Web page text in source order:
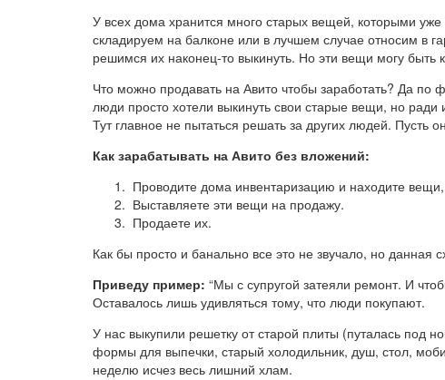
У всех дома хранится много старых вещей, которыми
складируем на балконе или в лучшем случае относим в
решимся их наконец-то выкинуть. Но эти вещи могу быть
Что можно продавать на Авито чтобы заработать? Да по
люди просто хотели выкинуть свои старые вещи, но
Тут главное не пытаться решать за других людей. Пусть
Как зарабатывать на Авито без вложений:
Проводите дома инвентаризацию и находите
Выставляете эти вещи на продажу.
Продаете их.
Как бы просто и банально все это не звучало, но данная
Приведу пример: “Мы с супругой затеяли ремонт. И
Оставалось лишь удивляться тому, что люди покупают.
У нас выкупили решетку от старой плиты (путалась под
формы для выпечки, старый холодильник, душ, стол,
неделю исчез весь лишний хлам.